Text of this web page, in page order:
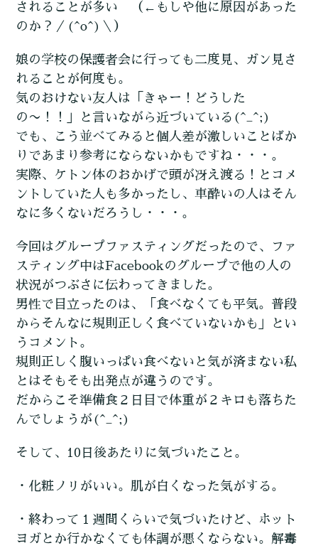
されることが多い （←もしや他に原因があった
のか？／(^o^)＼）
娘の学校の保護者会に行っても二度見、ガン見さ
れることが何度も。
気のおけない友人は「きゃー！どうした
の〜！！」と言いながら近づいている(^_^;)
でも、こう並べてみると個人差が激しいことばか
りであまり参考にならないかもですね・・・。
実際、ケトン体のおかげで頭が冴え渡る！とコメ
ントしていた人も多かったし、車酔いの人はそん
なに多くないだろうし・・・。
今回はグループファスティングだったので、ファ
スティング中はFacebookのグループで他の人の
状況がつぶさに伝わってきました。
男性で目立ったのは、「食べなくても平気。普段
からそんなに規則正しく食べていないかも」とい
うコメント。
規則正しく腹いっぱい食べないと気が済まない私
とはそもそも出発点が違うのです。
だからこそ準備食２日目で体重が２キロも落ちた
んでしょうが(^_^;)
そして、10日後あたりに気づいたこと。
・化粧ノリがいい。肌が白くなった気がする。
・終わって１週間くらいで気づいたけど、ホット
ヨガとか行かなくても体調が悪くならない。解毒